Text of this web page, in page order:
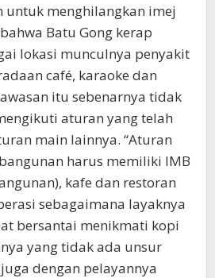
untuk menghilangkan imej
Batu Gong kerap
lokasi munculnya penyakit
café, karaoke dan
itu sebenarnya tidak
aturan yang telah
main lainnya. “Aturan
harus memiliki IMB
kafe dan restoran
sebagaimana layaknya
bersantai menikmati kopi
yang tidak ada unsur
dengan pelayannya